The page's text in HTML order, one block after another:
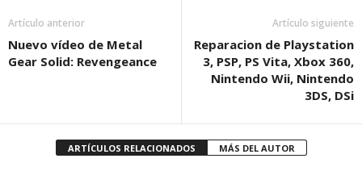
Artículo anterior
Nuevo vídeo de Metal
Gear Solid: Revengeance
Artículo siguiente
Reparacion de Playstation
3, PSP, PS Vita, Xbox 360,
Nintendo Wii, Nintendo
3DS, DSi
ARTÍCULOS RELACIONADOS MÁS DEL AUTOR